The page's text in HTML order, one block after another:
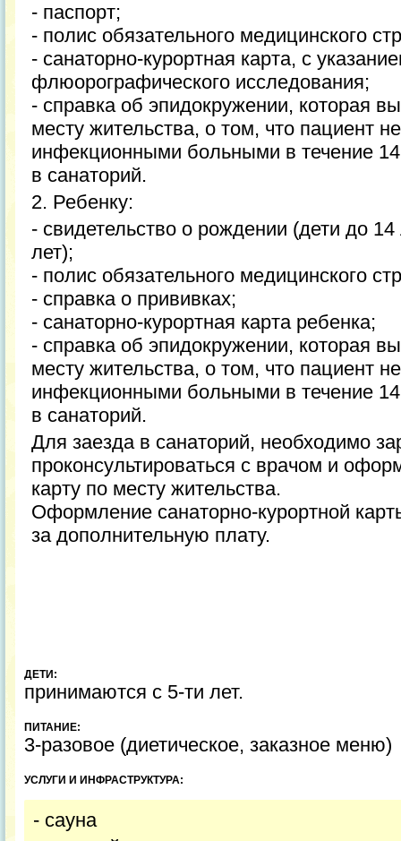
- паспорт;
- полис обязательного медицинского
- санаторно-курортная карта, с
флюорографического исследования;
- справка об эпидокружении, которая
месту жительства, о том, что пациент
инфекционными больными в течение
в санаторий.
2. Ребенку:
- свидетельство о рождении (дети до 14
лет);
- полис обязательного медицинского
- справка о прививках;
- санаторно-курортная карта ребенка;
- справка об эпидокружении, которая
месту жительства, о том, что пациент
инфекционными больными в течение
в санаторий.
Для заезда в санаторий, необходимо
проконсультироваться с врачом и
карту по месту жительства.
Оформление санаторно-курортной
за дополнительную плату.
ДЕТИ:
принимаются с 5-ти лет.
ПИТАНИЕ:
3-разовое (диетическое, заказное меню)
УСЛУГИ И ИНФРАСТРУКТУРА:
- сауна